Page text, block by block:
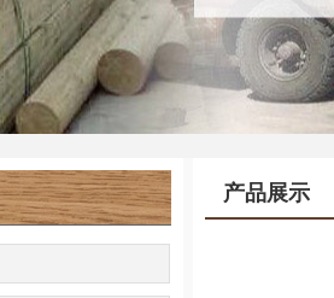
产品展示